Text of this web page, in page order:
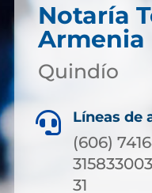
Notaría
Armenia
Quindío
 Líneas de
(606)
31